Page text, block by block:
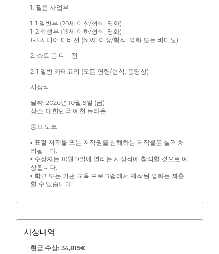
1. 필름 사업부
1-1 일반부 (20세 이상/형식: 영화)
1-2 학생부 (19세 이하/형식: 영화)
1-3 시니어 디비전 (60세 이상/형식: 영화 또는 비디오)
2. 쇼트 폼 디비전
2-1 일반 카테고리 (모든 연령/형식: 동영상)
시상식
날짜: 2026년 10월 9일 (금)
장소: 대한민국 예천 뉴타운
중요 노트
▪ 표절 저작물 또는 저작권을 침해하는 저작물은 실격 처
리됩니다.
▪ 수상자는 10월 9일에 열리는 시상식에 참석할 것으로 예
상됩니다.
▪ 학교 또는 기관 교육 프로그램에서 제작된 영화는 제출
할 수 있습니다.
시상내역
현금 수상: 34,815€